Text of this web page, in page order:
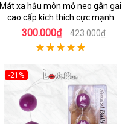
Mát xa hậu môn mỏ neo gân gai
cao cấp kích thích cực mạnh
300.000₫ 423.000₫
-21%